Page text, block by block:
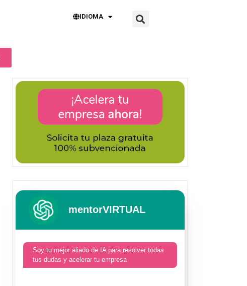
IDIOMA
mentorVIRTUAL
Soy tu mejor aliado de IA para resolver todas
tus dudas y acelerar tu empresa